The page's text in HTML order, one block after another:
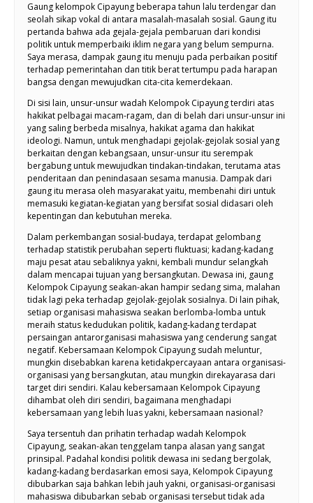
Gaung kelompok Cipayung beberapa tahun lalu terdengar dan
seolah sikap vokal di antara masalah-masalah sosial. Gaung itu
pertanda bahwa ada gejala-gejala pembaruan dari kondisi
politik untuk memperbaiki iklim negara yang belum sempurna.
Saya merasa, dampak gaung itu menuju pada perbaikan positif
terhadap pemerintahan dan titik berat tertumpu pada harapan
bangsa dengan mewujudkan cita-cita kemerdekaan.
Di sisi lain, unsur-unsur wadah Kelompok Cipayung terdiri atas
hakikat pelbagai macam-ragam, dan di belah dari unsur-unsur ini
yang saling berbeda misalnya, hakikat agama dan hakikat
ideologi. Namun, untuk menghadapi gejolak-gejolak sosial yang
berkaitan dengan kebangsaan, unsur-unsur itu serempak
bergabung untuk mewujudkan tindakan-tindakan, terutama atas
penderitaan dan penindasaan sesama manusia. Dampak dari
gaung itu merasa oleh masyarakat yaitu, membenahi diri untuk
memasuki kegiatan-kegiatan yang bersifat sosial didasari oleh
kepentingan dan kebutuhan mereka.
Dalam perkembangan sosial-budaya, terdapat gelombang
terhadap statistik perubahan seperti fluktuasi; kadang-kadang
maju pesat atau sebaliknya yakni, kembali mundur selangkah
dalam mencapai tujuan yang bersangkutan. Dewasa ini, gaung
Kelompok Cipayung seakan-akan hampir sedang sima, malahan
tidak lagi peka terhadap gejolak-gejolak sosialnya. Di lain pihak,
setiap organisasi mahasiswa seakan berlomba-lomba untuk
meraih status kedudukan politik, kadang-kadang terdapat
persaingan antarorganisasi mahasiswa yang cenderung sangat
negatif. Kebersamaan Kelompok Cipayung sudah meluntur,
mungkin disebabkan karena ketidakpercayaan antara organisasi-
organisasi yang bersangkutan, atau mungkin direkayarasa dari
target diri sendiri. Kalau kebersamaan Kelompok Cipayung
dihambat oleh diri sendiri, bagaimana menghadapi
kebersamaan yang lebih luas yakni, kebersamaan nasional?
Saya tersentuh dan prihatin terhadap wadah Kelompok
Cipayung, seakan-akan tenggelam tanpa alasan yang sangat
prinsipal. Padahal kondisi politik dewasa ini sedang bergolak,
kadang-kadang berdasarkan emosi saya, Kelompok Cipayung
dibubarkan saja bahkan lebih jauh yakni, organisasi-organisasi
mahasiswa dibubarkan sebab organisasi tersebut tidak ada